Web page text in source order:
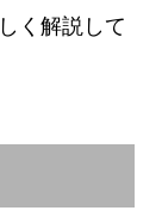
く解説して